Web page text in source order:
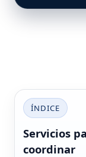
ÍNDICE
Servicios
coordinar